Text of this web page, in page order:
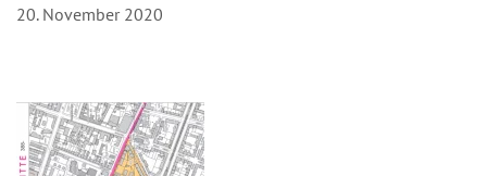
20. November 2020